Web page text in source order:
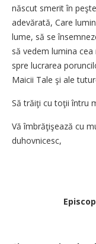
născut smerit în
adevărată, Care
lume, să se
să vedem lumina
spre lucrarea
Maicii Tale şi ale
Să trăiţi cu toţii întru
Vă îmbrăţişează cu
duhovnicesc,